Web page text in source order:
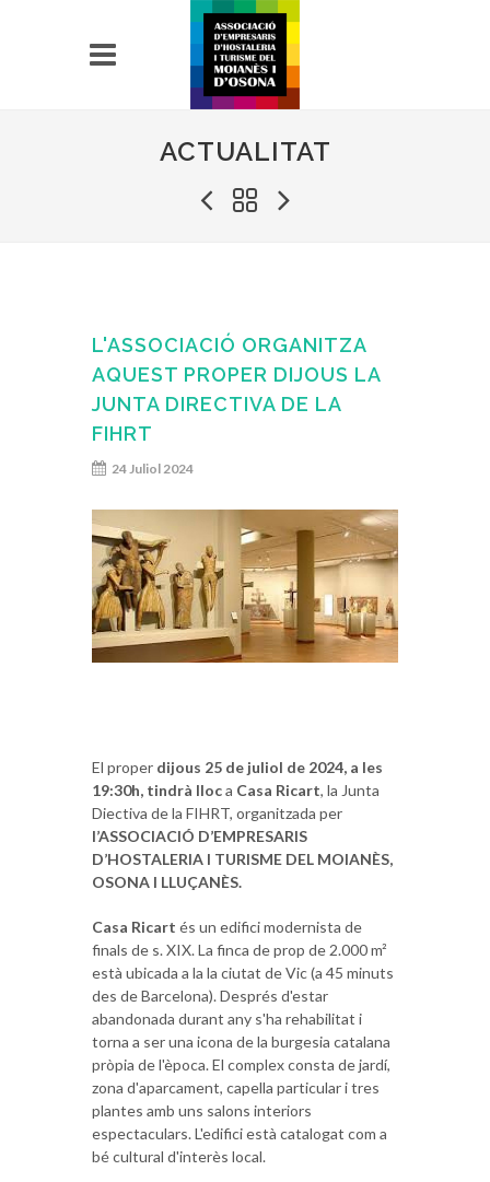
ACTUALITAT
L'ASSOCIACIÓ ORGANITZA
AQUEST PROPER DIJOUS LA
JUNTA DIRECTIVA DE LA
FIHRT
24 Juliol 2024
El proper dijous 25 de juliol de 2024, a les
19:30h, tindrà lloca Casa Ricart, la Junta
Diectiva de la FIHRT, organitzada per
l’ASSOCIACIÓ D’EMPRESARIS
D’HOSTALERIA I TURISME DEL MOIANÈS,
OSONA I LLUÇANÈS.
Casa Ricart és un edifici modernista de
finals de s. XIX. La finca de prop de 2.000 m²
està ubicada a la la ciutat de Vic (a 45 minuts
des de Barcelona). Després d'estar
abandonada durant any s'ha rehabilitat i
torna a ser una icona de la burgesia catalana
pròpia de l'època. El complex consta de jardí,
zona d'aparcament, capella particular i tres
plantes amb uns salons interiors
espectaculars. L'edifici està catalogat com a
bé cultural d'interès local.